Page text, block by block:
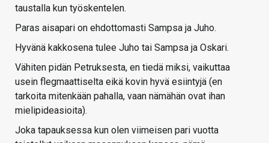
taustalla kun työskentelen.
Paras aisapari on ehdottomasti Sampsa ja Juho.
Hyvänä kakkosena tulee Juho tai Sampsa ja Oskari.
Vähiten pidän Petruksesta, en tiedä miksi, vaikuttaa
usein flegmaattiselta eikä kovin hyvä esiintyjä (en
tarkoita mitenkään pahalla, vaan nämähän ovat ihan
mielipideasioita).
Joka tapauksessa kun olen viimeisen pari vuotta